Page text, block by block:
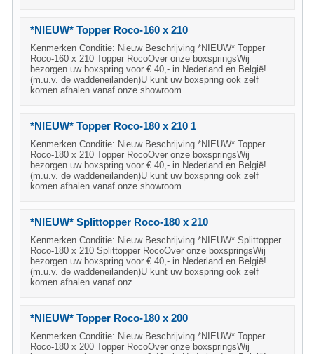
*NIEUW* Topper Roco-160 x 210
Kenmerken Conditie: Nieuw Beschrijving *NIEUW* Topper
Roco-160 x 210 Topper RocoOver onze boxspringsWij
bezorgen uw boxspring voor € 40,- in Nederland en België!
(m.u.v. de waddeneilanden)U kunt uw boxspring ook zelf
komen afhalen vanaf onze showroom
*NIEUW* Topper Roco-180 x 210 1
Kenmerken Conditie: Nieuw Beschrijving *NIEUW* Topper
Roco-180 x 210 Topper RocoOver onze boxspringsWij
bezorgen uw boxspring voor € 40,- in Nederland en België!
(m.u.v. de waddeneilanden)U kunt uw boxspring ook zelf
komen afhalen vanaf onze showroom
*NIEUW* Splittopper Roco-180 x 210
Kenmerken Conditie: Nieuw Beschrijving *NIEUW* Splittopper
Roco-180 x 210 Splittopper RocoOver onze boxspringsWij
bezorgen uw boxspring voor € 40,- in Nederland en België!
(m.u.v. de waddeneilanden)U kunt uw boxspring ook zelf
komen afhalen vanaf onz
*NIEUW* Topper Roco-180 x 200
Kenmerken Conditie: Nieuw Beschrijving *NIEUW* Topper
Roco-180 x 200 Topper RocoOver onze boxspringsWij